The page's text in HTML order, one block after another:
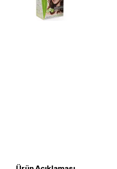
Fırçalar Ve Diğer